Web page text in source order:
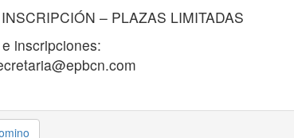
– PLAZAS LIMITADAS
inscripciones: